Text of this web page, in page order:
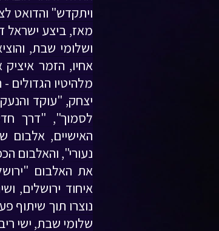
ויתקדש" והדואט
מאז, ביצע ישראל
אחיו, הזמר
מלהיטיו הגדולים
יצחק, "עוקד
לסמוך", "דרך
האישיים,
נעורי", והאלבום
איחוד ירושלים,
נוצרו תוך שיתוף
שלומי שבת, ישי